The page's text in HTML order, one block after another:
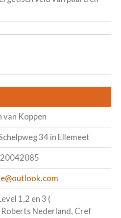
Koppen
34 in Ellemeet
1,2 en 3 (
Nederland, Cref